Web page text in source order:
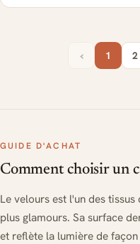
‹ 1 2
GUIDE D'ACHAT
Comment choisir un
Le velours est l'un des
plus glamours. Sa surface
et reflète la lumière de